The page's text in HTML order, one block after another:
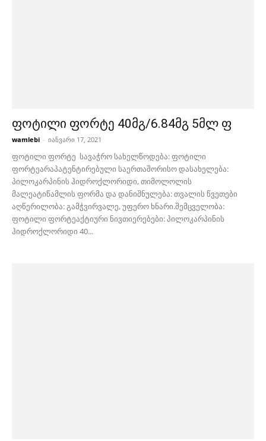
ფოტილი ფორტე 40მგ/6.84მგ 5მლ ფ
wamlebi - იანვარი 17, 2021
ფოტილი ფორტე სავაჭრო სახელწოდება: ფოტილი
ფორტეარაპატენტირებული საერთაშორისო დასახელება:
პილოკარპინის ჰიდროქლორიდი, თიმოლოლის
მალეატიწამლის ფორმა და დანიშნულება: თვალის წვეთები
აღწერილობა: გამჭვირვალე, უფერო ხნარი.შემცველობა:
ფოტილი ფორტეაქტიური ნივთიერებები: პილოკარპინის
ჰიდროქლორიდი 40...